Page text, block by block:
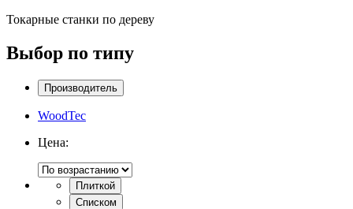
Токарные станки по дереву
Выбор по типу
Производитель
WoodTec
Цена:
Плиткой
Списком